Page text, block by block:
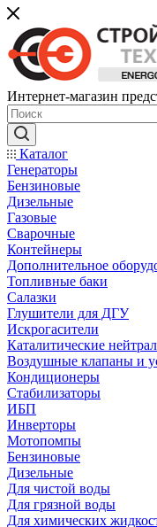
Интернет-магазин
Каталог
Генераторы
Бензиновые
Дизельные
Газовые
Сварочные
Контейнеры
Дополнительное
Топливные баки
Салазки
Глушители для ДГУ
Искрогасители
Каталитические
Воздушные клапаны и
Кондиционеры
Стабилизаторы
ИБП
Инверторы
Мотопомпы
Бензиновые
Дизельные
Для чистой воды
Для грязной воды
Для химических